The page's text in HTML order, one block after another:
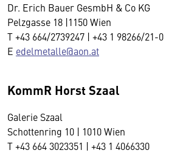
Dr. Erich Bauer GesmbH & Co KG
Pelzgasse 18 |1150 Wien
T +43 664/2739247 | +43 1 98266/21-0
E edelmetalle@aon.at
KommR Horst Szaal
Galerie Szaal
Schottenring 10 | 1010 Wien
T +43 664 3023351 | +43 1 4066330